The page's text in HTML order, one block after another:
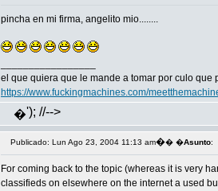
pincha en mi firma, angelito mio........
el que quiera que le mande a tomar por culo que
https://www.fuckingmachines.com/
�'); //-->
Publicado: Lun Ago 23, 2004 11:13 am�� �Asunto:
For coming back to the topic (whereas it is very
classifieds on elsewhere on the internet a used